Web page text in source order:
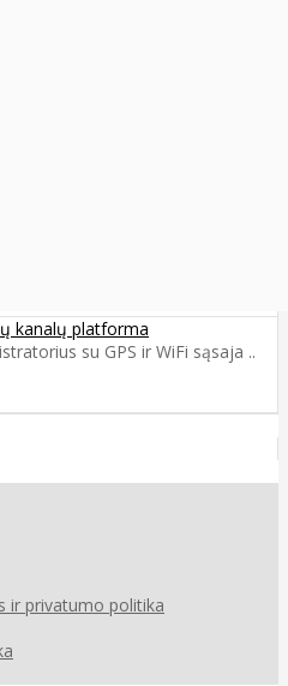
kanalų platforma
su GPS ir WiFi sąsaja ..
ir privatumo politika